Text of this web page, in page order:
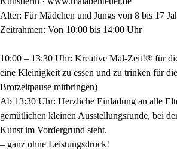
Alter: Für Mädchen und Jungs von 8 bis 17
Zeitrahmen: Von 10:00 bis 14:00 Uhr
10:00 – 13:30 Uhr: Kreative Mal-Zeit!® für
eine Kleinigkeit zu essen und zu trinken für
Brotzeitpause mitbringen)
Ab 13:30 Uhr: Herzliche Einladung an alle
gemütlichen kleinen Ausstellungsrunde, bei
Kunst im Vordergrund steht.
– ganz ohne Leistungsdruck!